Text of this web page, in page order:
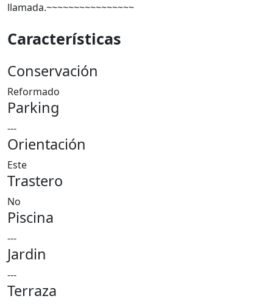
llamada.~~~~~~~~~~~~~~~~
Características
Conservación
Reformado
Parking
---
Orientación
Este
Trastero
No
Piscina
---
Jardin
---
Terraza